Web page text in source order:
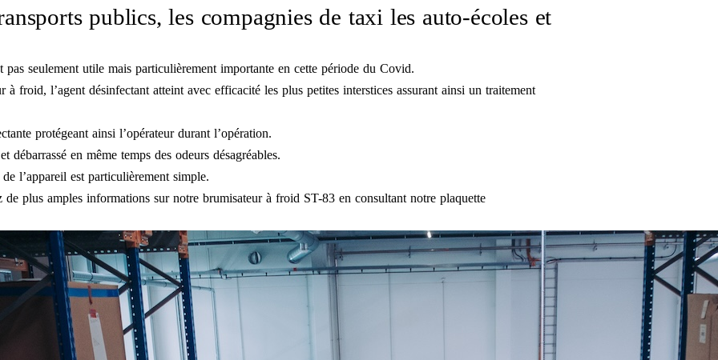
publics, les compagnies de taxi les auto-écoles et
seulement utile mais particulièrement importante en cette période du Covid.
froid, l’agent désinfectant atteint avec efficacité les plus petites interstices assurant ainsi un traitement
protégeant ainsi l’opérateur durant l’opération.
en même temps des odeurs désagréables.
l’appareil est particulièrement simple.
plus amples informations sur notre brumisateur à froid ST-83 en consultant notre plaquette